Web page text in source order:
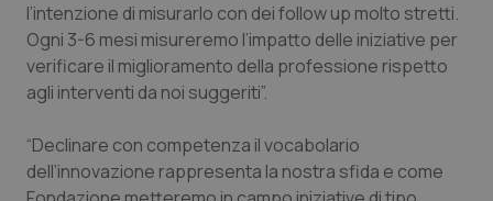
Psoriasi & pelle
Quotidiano Cardiologia
Quotidiano Chirurgia
l’intenzione di misurarlo con dei follow up molto stretti.
Ogni 3-6 mesi misureremo l’impatto delle iniziative per
verificare il miglioramento della professione rispetto
agli interventi da noi suggeriti”.
“Declinare con competenza il vocabolario
dell’innovazione rappresenta la nostra sfida e come